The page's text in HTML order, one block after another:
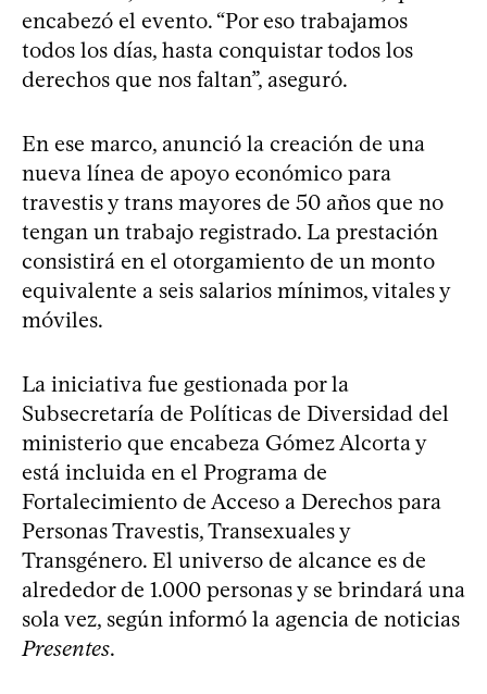
encabezó el evento. “Por eso trabajamos
todos los días, hasta conquistar todos los
derechos que nos faltan”, aseguró.
En ese marco, anunció la creación de una
nueva línea de apoyo económico para
travestis y trans mayores de 50 años que no
tengan un trabajo registrado. La prestación
consistirá en el otorgamiento de un monto
equivalente a seis salarios mínimos, vitales y
móviles.
La iniciativa fue gestionada por la
Subsecretaría de Políticas de Diversidad del
ministerio que encabeza Gómez Alcorta y
está incluida en el Programa de
Fortalecimiento de Acceso a Derechos para
Personas Travestis, Transexuales y
Transgénero. El universo de alcance es de
alrededor de 1.000 personas y se brindará una
sola vez, según informó la agencia de noticias
Presentes.